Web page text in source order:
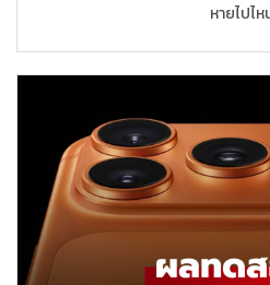
หายไปไห